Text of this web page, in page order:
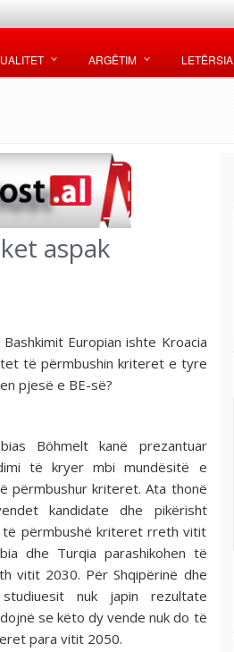
ARGËTIM LETËRSIA
aspak
Europian ishte Kroacia
të përmbushin kriteret e tyre
pjesë e BE-së?
Böhmelt kanë prezantuar
të kryer mbi mundësitë e
përmbushur kriteret. Ata thonë
kandidate dhe pikërisht
të përmbushë kriteret rreth vitit
dhe Turqia parashikohen të
vitit 2030. Për Shqipërinë dhe
nuk japin rezultate
se këto dy vende nuk do të
para vitit 2050.